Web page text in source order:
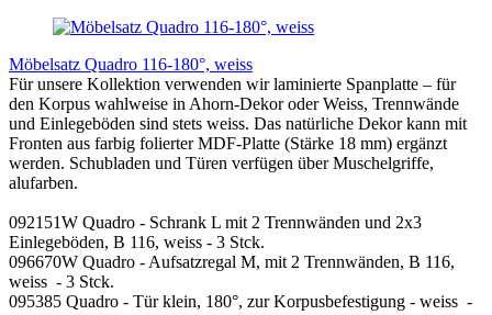
Möbelsatz Quadro 116-180°, weiss
Für unsere Kollektion verwenden wir laminierte Spanplatte – für
den Korpus wahlweise in Ahorn-Dekor oder Weiss, Trennwände
und Einlegeböden sind stets weiss. Das natürliche Dekor kann mit
Fronten aus farbig folierter MDF-Platte (Stärke 18 mm) ergänzt
werden. Schubladen und Türen verfügen über Muschelgriffe,
alufarben.
092151W Quadro - Schrank L mit 2 Trennwänden und 2x3
Einlegeböden, B 116, weiss - 3 Stck.
096670W Quadro - Aufsatzregal M, mit 2 Trennwänden, B 116,
weiss - 3 Stck.
095385 Quadro - Tür klein, 180°, zur Korpusbefestigung - weiss -